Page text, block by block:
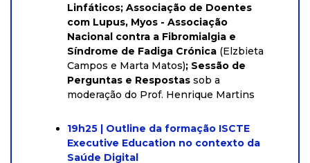
Linfáticos; Associação de Doentes
com Lupus, Myos - Associação
Nacional contra a Fibromialgia e
Síndrome de Fadiga Crónica (Elzbieta
Campos e Marta Matos); Sessão de
Perguntas e Respostas sob a
moderação do Prof. Henrique Martins
19h25 | Outline da formação ISCTE
Executive Education no contexto da
Saúde Digital